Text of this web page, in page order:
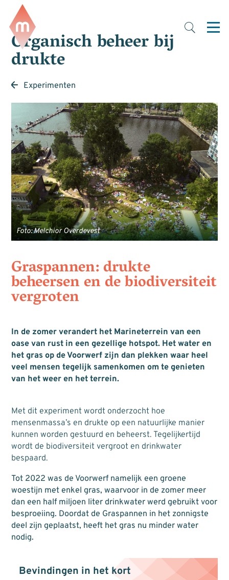
Organisch beheer bij
drukte
Experimenten
Foto: Melchior Overdevest
Graspannen: drukte
beheersen en de biodiversiteit
vergroten
In de zomer verandert het Marineterrein van een
oase van rust in een gezellige hotspot. Het water en
het gras op de Voorwerf zijn dan plekken waar heel
veel mensen tegelijk samenkomen om te genieten
van het weer en het terrein.
Met dit experiment wordt onderzocht hoe
mensenmassa’s en drukte op een natuurlijke manier
kunnen worden gestuurd en beheerst. Tegelijkertijd
wordt de biodiversiteit vergroot en drinkwater
bespaard.
Tot 2022 was de Voorwerf namelijk een groene
woestijn met enkel gras, waarvoor in de zomer meer
dan een half miljoen liter drinkwater werd gebruikt voor
besproeiing. Doordat de Graspannen in het zonnigste
deel zijn geplaatst, heeft het gras nu minder water
nodig.
Bevindingen in het kort